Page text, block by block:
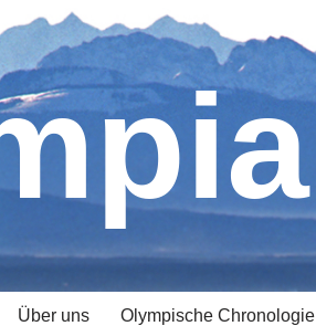
Über uns Olympische Chronologie